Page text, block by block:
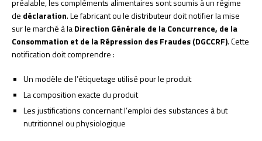
préalable, les compléments alimentaires sont soumis à un régime
de déclaration. Le fabricant ou le distributeur doit notifier la mise
sur le marché à laDirection Générale de la Concurrence, de la
Consommation et de la Répression des Fraudes (DGCCRF). Cette
notification doit comprendre :
Un modèle de l’étiquetage utilisé pour le produit
La composition exacte du produit
Les justifications concernant l’emploi des substances à but
nutritionnel ou physiologique